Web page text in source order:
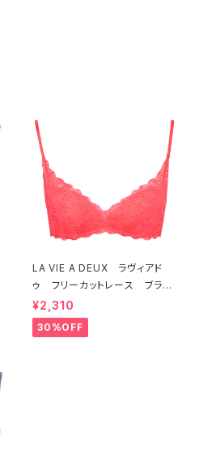
LA VIE A DEUX ラヴィアド
ゥ フリーカットレース ブラレ
ット ソフトブラ（トマトレッド）2
2457 SALE 送料無料
¥2,310
30%OFF